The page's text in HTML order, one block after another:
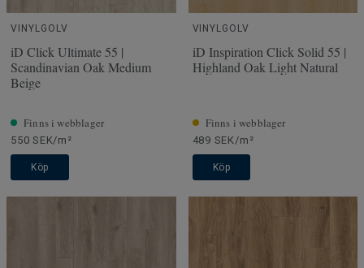
VINYLGOLV
iD Click Ultimate 55 |
Scandinavian Oak Medium
Beige
Finns i webblager
550 SEK/m²
Köp
VINYLGOLV
iD Inspiration Click Solid 55 |
Highland Oak Light Natural
Finns i webblager
489 SEK/m²
Köp